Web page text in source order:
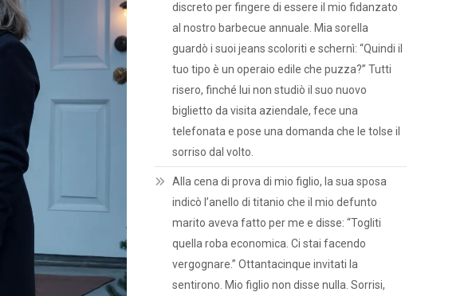
discreto per fingere di essere il mio fidanzato
al nostro barbecue annuale. Mia sorella
guardò i suoi jeans scoloriti e schernì: “Quindi il
tuo tipo è un operaio edile che puzza?” Tutti
risero, finché lui non studiò il suo nuovo
biglietto da visita aziendale, fece una
telefonata e pose una domanda che le tolse il
sorriso dal volto.
Alla cena di prova di mio figlio, la sua sposa
indicò l’anello di titanio che il mio defunto
marito aveva fatto per me e disse: “Togliti
quella roba economica. Ci stai facendo
vergognare.” Ottantacinque invitati la
sentirono. Mio figlio non disse nulla. Sorrisi,